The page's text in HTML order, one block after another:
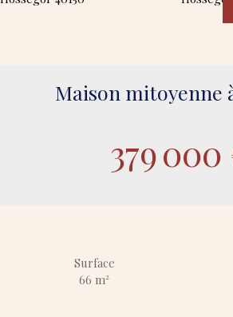
Maison mitoyenne
379 000
Surface
66m²